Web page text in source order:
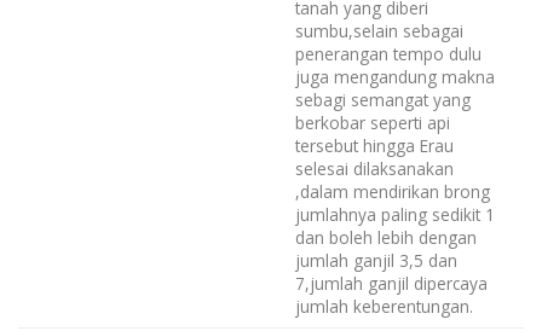
tanah yang diberi
sumbu,selain sebagai
penerangan tempo dulu
juga mengandung makna
sebagi semangat yang
berkobar seperti api
tersebut hingga Erau
selesai dilaksanakan
,dalam mendirikan brong
jumlahnya paling sedikit 1
dan boleh lebih dengan
jumlah ganjil 3,5 dan
7,jumlah ganjil dipercaya
jumlah keberentungan.